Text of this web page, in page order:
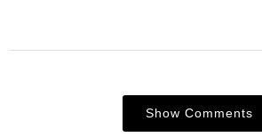
Show Comments